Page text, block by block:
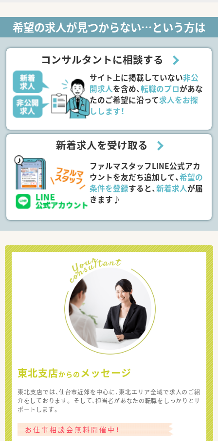
希望の求人が見つからない…という方は
コンサルタントに相談する
サイト上に掲載していない非公
開求人を含め、転職のプロがあな
たのご希望に沿って求人をお探
しします！
新着求人を受け取る
ファルマスタッフLINE公式アカ
ウントを友だち追加して、希望の
条件を登録すると、新着求人が届
きます♪
東北支店からの メッセージ
東北支店では、仙台市近郊を中心に、東北エリア全域で求人のご紹
介をしております。 そして、担当者があなたの転職をしっかりとサ
ポートします。
お仕事相談会無料開催中！